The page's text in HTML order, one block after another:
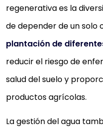
regenerativa es la
de depender de un solo
plantación de
reducir el riesgo de
salud del suelo y
productos agrícolas.
La gestión del agua